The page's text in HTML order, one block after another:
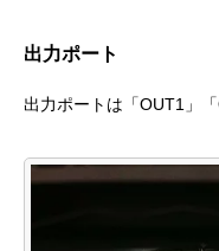
出力ポート
出力ポートは「OUT1」